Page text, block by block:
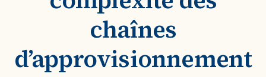
chaînes
d’approvisionnement